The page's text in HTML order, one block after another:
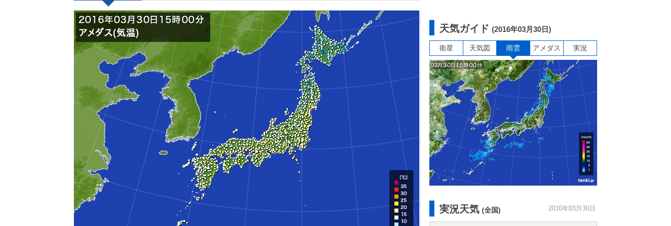
天気ガイド (2016年03月30日)
衛星 天気図 雨雲 アメダス 実況
実況天気 (全国) 2016年03月30日